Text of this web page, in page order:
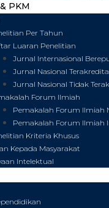
PKM
Per Tahun
Luaran Penelitian
Jurnal Internasional
Jurnal Nasional
Jurnal Nasional Tidak
Forum Ilmiah
Pemakalah Forum Ilmiah
Pemakalah Forum Ilmiah
Kriteria Khusus
Kepada Masyarakat
Intelektual